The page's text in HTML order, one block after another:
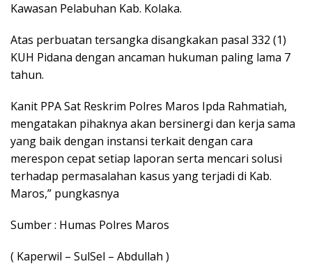
Kawasan Pelabuhan Kab. Kolaka.
Atas perbuatan tersangka disangkakan pasal 332 (1)
KUH Pidana dengan ancaman hukuman paling lama 7
tahun.
Kanit PPA Sat Reskrim Polres Maros Ipda Rahmatiah,
mengatakan pihaknya akan bersinergi dan kerja sama
yang baik dengan instansi terkait dengan cara
merespon cepat setiap laporan serta mencari solusi
terhadap permasalahan kasus yang terjadi di Kab.
Maros,” pungkasnya
Sumber : Humas Polres Maros
( Kaperwil – SulSel – Abdullah )